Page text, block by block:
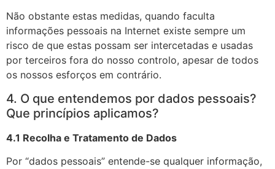
Não obstante estas medidas, quando faculta
informações pessoais na Internet existe sempre um
risco de que estas possam ser intercetadas e usadas
por terceiros fora do nosso controlo, apesar de todos
os nossos esforços em contrário.
4. O que entendemos por dados pessoais?
Que princípios aplicamos?
4.1 Recolha e Tratamento de Dados
Por “dados pessoais” entende-se qualquer informação,